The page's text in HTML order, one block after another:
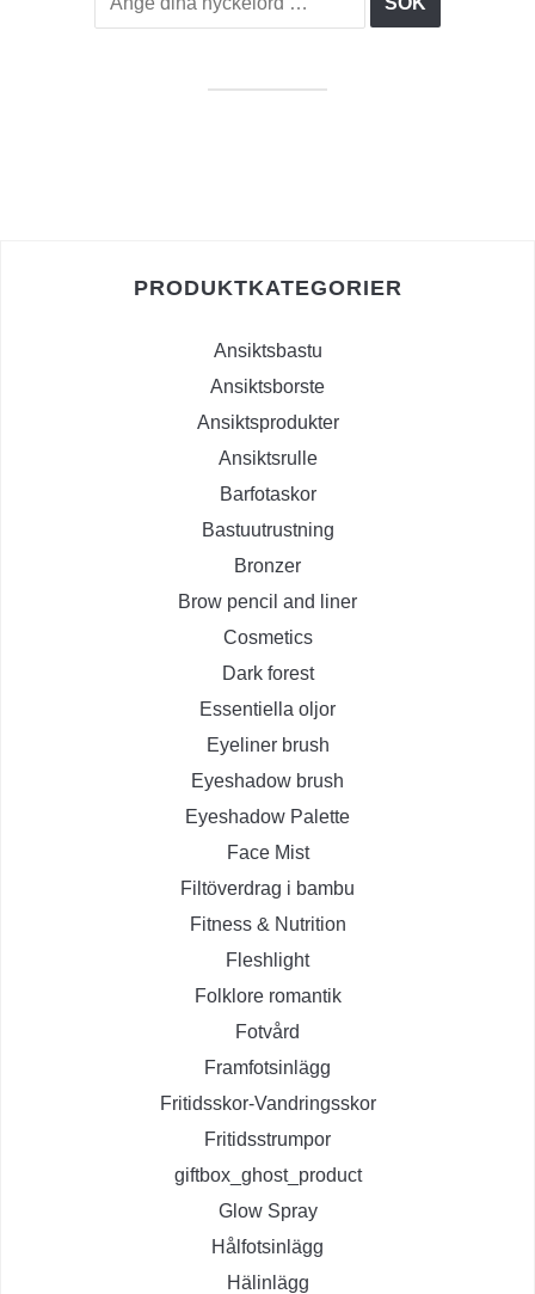
PRODUKTKATEGORIER
Ansiktsbastu
Ansiktsborste
Ansiktsprodukter
Ansiktsrulle
Barfotaskor
Bastuutrustning
Bronzer
Brow pencil and liner
Cosmetics
Dark forest
Essentiella oljor
Eyeliner brush
Eyeshadow brush
Eyeshadow Palette
Face Mist
Filtöverdrag i bambu
Fitness & Nutrition
Fleshlight
Folklore romantik
Fotvård
Framfotsinlägg
Fritidsskor-Vandringsskor
Fritidsstrumpor
giftbox_ghost_product
Glow Spray
Hålfotsinlägg
Hälinlägg